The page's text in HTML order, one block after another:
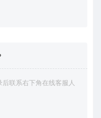
联系右下角在线客服人